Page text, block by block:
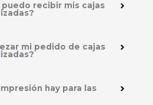
recibir mis cajas
mi pedido de cajas
hay para las